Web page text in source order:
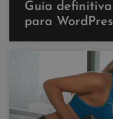
Guía
para